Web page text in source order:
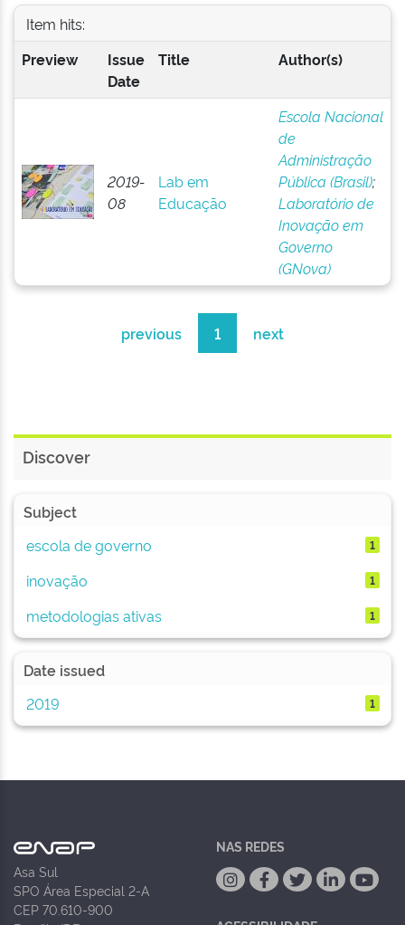
Item hits:
Preview
Issue
Date
Title Author(s)
2019-
08
Lab em
Educação
Escola Nacional
de
Administração
Pública (Brasil);
Laboratório de
Inovação em
Governo
(GNova)
previous 1 next
Discover
Subject
escola de governo
1
inovação 1
metodologias ativas 1
Date issued
2019
1
Asa Sul
SPO Área Especial 2-A
CEP 70.610-900
NAS REDES